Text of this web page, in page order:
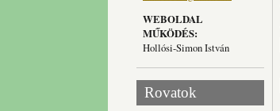
WEBOLDAL
MŰKÖDÉS:
Hollósi-Simon István
Rovatok